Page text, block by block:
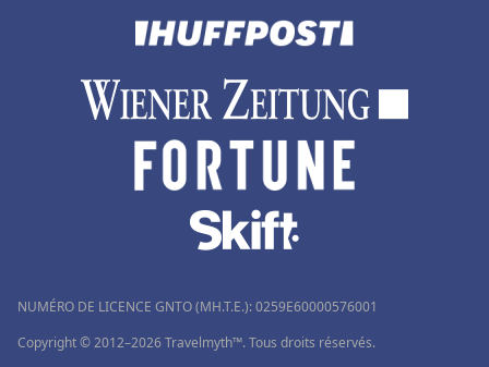
NUMÉRO DE LICENCE GNTO (MH.T.E.): 0259Ε60000576001
Copyright © 2012–2026 Travelmyth™. Tous droits réservés.